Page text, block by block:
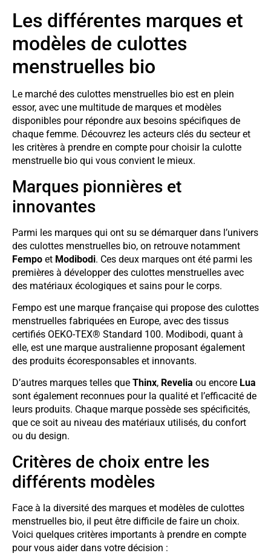
Les différentes marques et
modèles de culottes
menstruelles bio
Le marché des culottes menstruelles bio est en plein
essor, avec une multitude de marques et modèles
disponibles pour répondre aux besoins spécifiques de
chaque femme. Découvrez les acteurs clés du secteur et
les critères à prendre en compte pour choisir la culotte
menstruelle bio qui vous convient le mieux.
Marques pionnières et
innovantes
Parmi les marques qui ont su se démarquer dans l’univers
des culottes menstruelles bio, on retrouve notamment
Fempo et Modibodi. Ces deux marques ont été parmi les
premières à développer des culottes menstruelles avec
des matériaux écologiques et sains pour le corps.
Fempo est une marque française qui propose des culottes
menstruelles fabriquées en Europe, avec des tissus
certifiés OEKO-TEX® Standard 100. Modibodi, quant à
elle, est une marque australienne proposant également
des produits écoresponsables et innovants.
D’autres marques telles que Thinx, Revelia ou encore Lua
sont également reconnues pour la qualité et l’efficacité de
leurs produits. Chaque marque possède ses spécificités,
que ce soit au niveau des matériaux utilisés, du confort
ou du design.
Critères de choix entre les
différents modèles
Face à la diversité des marques et modèles de culottes
menstruelles bio, il peut être difficile de faire un choix.
Voici quelques critères importants à prendre en compte
pour vous aider dans votre décision :